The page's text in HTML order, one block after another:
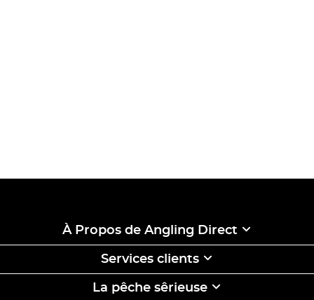
À Propos de Angling Direct
Services clients
La pêche sêrieuse